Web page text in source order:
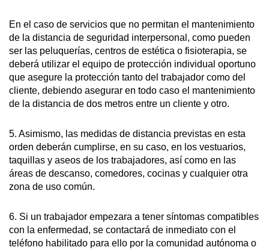
En el caso de servicios que no permitan el mantenimiento
de la distancia de seguridad interpersonal, como pueden
ser las peluquerías, centros de estética o fisioterapia, se
deberá utilizar el equipo de protección individual oportuno
que asegure la protección tanto del trabajador como del
cliente, debiendo asegurar en todo caso el mantenimiento
de la distancia de dos metros entre un cliente y otro.
5. Asimismo, las medidas de distancia previstas en esta
orden deberán cumplirse, en su caso, en los vestuarios,
taquillas y aseos de los trabajadores, así como en las
áreas de descanso, comedores, cocinas y cualquier otra
zona de uso común.
6. Si un trabajador empezara a tener síntomas compatibles
con la enfermedad, se contactará de inmediato con el
teléfono habilitado para ello por la comunidad autónoma o